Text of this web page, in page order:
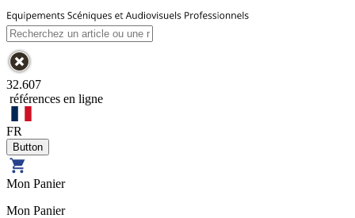
32.607
références en ligne
FR
Mon Panier
Mon Panier